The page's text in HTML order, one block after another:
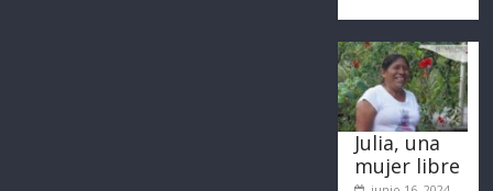
Julia, una
mujer libre